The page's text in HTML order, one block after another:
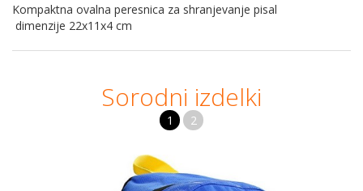
Kompaktna ovalna peresnica za shranjevanje pisal
dimenzije 22x11x4 cm
Sorodni izdelki
1 2